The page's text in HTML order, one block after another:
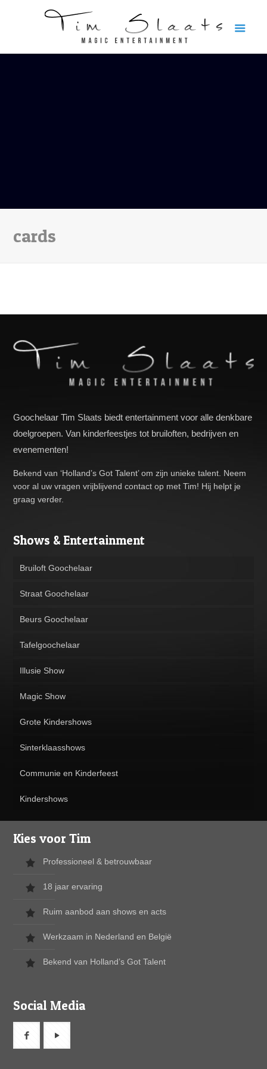
cards
Goochelaar Tim Slaats biedt entertainment voor alle denkbare
doelgroepen. Van kinderfeestjes tot bruiloften, bedrijven en
evenementen!
Bekend van ‘Holland’s Got Talent’ om zijn unieke talent. Neem
voor al uw vragen vrijblijvend contact op met Tim! Hij helpt je
graag verder.
Shows & Entertainment
Bruiloft Goochelaar
Straat Goochelaar
Beurs Goochelaar
Tafelgoochelaar
Illusie Show
Magic Show
Grote Kindershows
Sinterklaasshows
Communie en Kinderfeest
Kindershows
Kies voor Tim
Professioneel & betrouwbaar
18 jaar ervaring
Ruim aanbod aan shows en acts
Werkzaam in Nederland en België
Bekend van Holland’s Got Talent
Social Media